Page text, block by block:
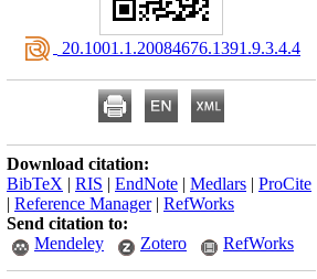
‎ 20.1001.1.20084676.1391.9.3.4.4
Download citation:
BibTeX | RIS | EndNote | Medlars | ProCite
| Reference Manager| RefWorks
Send citation to:
Mendeley
Zotero RefWorks